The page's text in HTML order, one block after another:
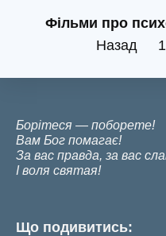
Фільми про
Назад 1
Борітеся — поборете!
Вам Бог помагає!
За вас правда, за вас
І воля святая!
Що подивитись: